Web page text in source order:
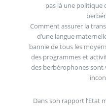
pas là une politique
Comment assurer la
d’une langue
bannie de tous les
des programmes et
des berbérophones sont
Dans son rapport l’Etat